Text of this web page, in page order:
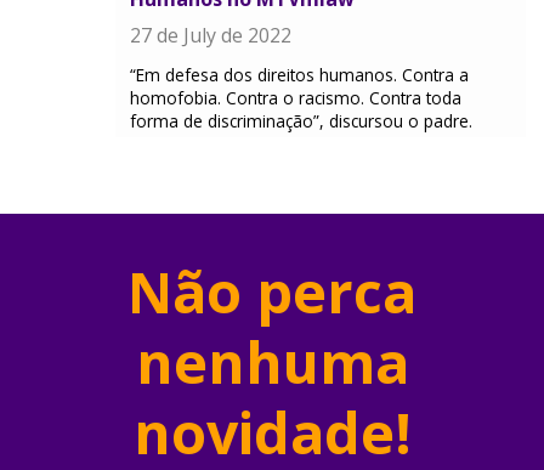
27 de July de 2022
“Em defesa dos direitos humanos. Contra a
homofobia. Contra o racismo. Contra toda
forma de discriminação”, discursou o padre.
Não perca
nenhuma
novidade!